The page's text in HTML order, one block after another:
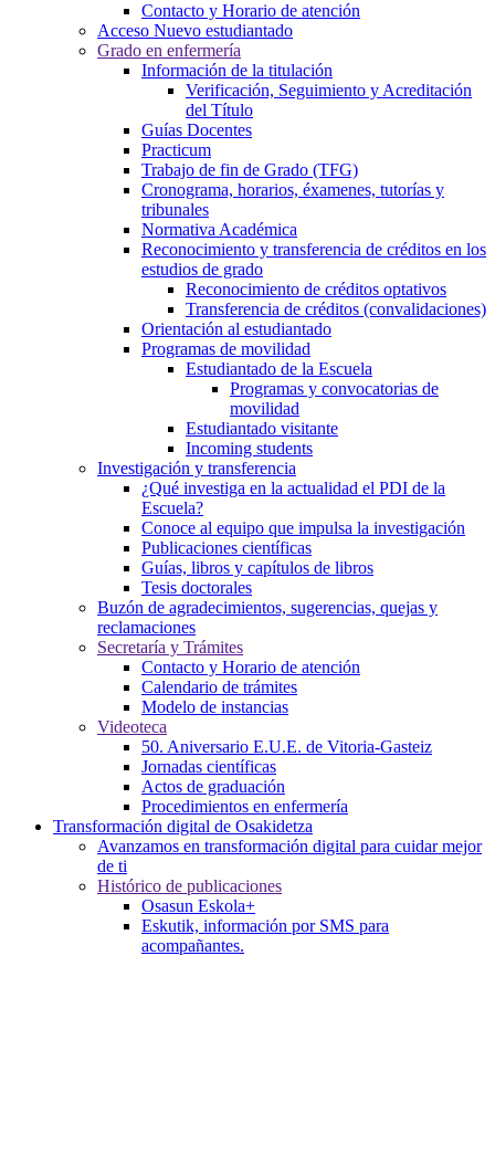
Contacto y Horario de atención
Acceso Nuevo estudiantado
Grado en enfermería
Información de la titulación
Verificación, Seguimiento y Acreditación
del Título
Guías Docentes
Practicum
Trabajo de fin de Grado (TFG)
Cronograma, horarios, éxamenes, tutorías y
tribunales
Normativa Académica
Reconocimiento y transferencia de créditos en los
estudios de grado
Reconocimiento de créditos optativos
Transferencia de créditos (convalidaciones)
Orientación al estudiantado
Programas de movilidad
Estudiantado de la Escuela
Programas y convocatorias de
movilidad
Estudiantado visitante
Incoming students
Investigación y transferencia
¿Qué investiga en la actualidad el PDI de la
Escuela?
Conoce al equipo que impulsa la investigación
Publicaciones científicas
Guías, libros y capítulos de libros
Tesis doctorales
Buzón de agradecimientos, sugerencias, quejas y
reclamaciones
Secretaría y Trámites
Contacto y Horario de atención
Calendario de trámites
Modelo de instancias
Videoteca
50. Aniversario E.U.E. de Vitoria-Gasteiz
Jornadas científicas
Actos de graduación
Procedimientos en enfermería
Transformación digital de Osakidetza
Avanzamos en transformación digital para cuidar mejor
de ti
Histórico de publicaciones
Osasun Eskola+
Eskutik, información por SMS para
acompañantes.